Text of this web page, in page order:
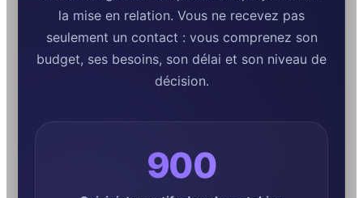
la mise en relation. Vous ne recevez pas
seulement un contact : vous comprenez son
budget, ses besoins, son délai et son niveau de
décision.
900